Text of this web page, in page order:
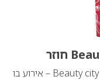
סופר פארם תקיים זו השנה השישית את Beauty city – אירוע בו